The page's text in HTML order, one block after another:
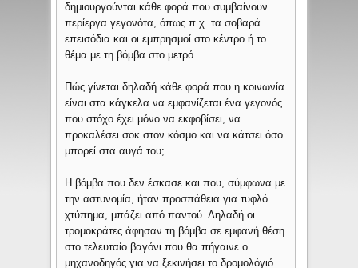
δημιουργούνται κάθε φορά που συμβαίνουν
περίεργα γεγονότα, όπως π.χ. τα σοβαρά
επεισόδια και οι εμπρησμοί στο κέντρο ή το
θέμα με τη βόμβα στο μετρό.
Πώς γίνεται δηλαδή κάθε φορά που η κοινωνία
είναι στα κάγκελα να εμφανίζεται ένα γεγονός
που στόχο έχει μόνο να εκφοβίσει, να
προκαλέσει σοκ στον κόσμο και να κάτσει όσο
μπορεί στα αυγά του;
Η βόμβα που δεν έσκασε και που, σύμφωνα με
την αστυνομία, ήταν προσπάθεια για τυφλό
χτύπημα, μπάζει από παντού. Δηλαδή οι
τρομοκράτες άφησαν τη βόμβα σε εμφανή θέση
στο τελευταίο βαγόνι που θα πήγαινε ο
μηχανοδηγός για να ξεκινήσει το δρομολόγιό